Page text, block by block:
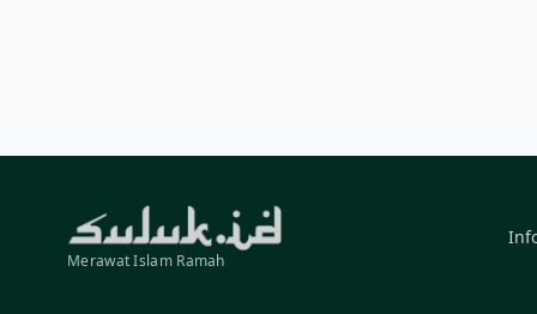
Merawat Islam Ramah